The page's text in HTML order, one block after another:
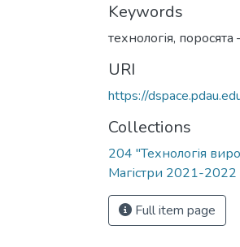
Keywords
технологія, поросята
URI
https://
Collections
204 "Технологія
Магістри 2021-2022
Full item page